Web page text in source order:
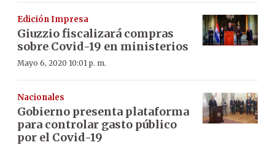
Edición Impresa
Giuzzio fiscalizará compras
sobre Covid-19 en ministerios
Mayo 6, 2020 10:01 p. m.
Nacionales
Gobierno presenta plataforma
para controlar gasto público
por el Covid-19